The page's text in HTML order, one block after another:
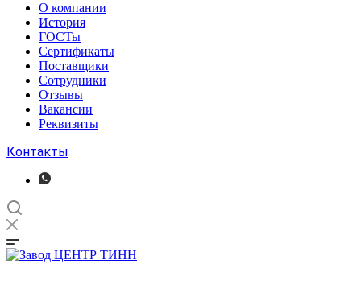
О компании
История
ГОСТы
Сертификаты
Поставщики
Сотрудники
Отзывы
Вакансии
Реквизиты
Контакты